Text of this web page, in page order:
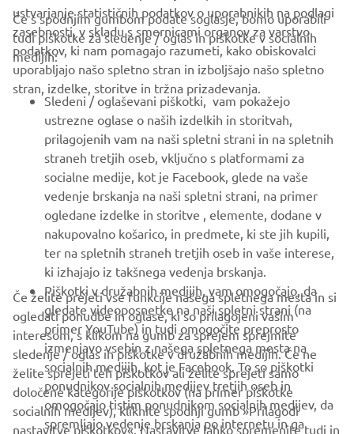
PODJETJA
ZA PODJETJA
VEČ YAMAHA
PODPORA
GLASILO
Med prvimi prejmite novice o najnovejših ponudbah, posebnih
dogodkih, novih izdajah in še veliko več
NAROČI SE
Preberite našo Politiko zasebnosti, da izveste, kako obdelujemo
vaše osebne podatke: Pravilnik o Zasebnosti
ustvarjanje statističnih podatkov o uporabnikih na podlagi
zasebnosti, v skladu s smernicami organov za varstvo
podatkov, ki nam pomagajo razumeti, kako obiskovalci
uporabljajo našo spletno stran in izboljšajo našo spletno
stran, izdelke, storitve in tržna prizadevanja.
Če s spodnjim gumbom podate soglasje, bomo uporabili
tudi piškotke za sledenje / oglas in piškotke v socialnih
medijih:
Sledeni / oglaševani piškotki, vam pokažejo
ustrezne oglase o naših izdelkih in storitvah,
prilagojenih vam na naši spletni strani in na spletnih
straneh tretjih oseb, vključno s platformami za
socialne medije, kot je Facebook, glede na vaše
vedenje brskanja na naši spletni strani, na primer
ogledane izdelke in storitve , elemente, dodane v
nakupovalno košarico, in predmete, ki ste jih kupili,
ter na spletnih straneh tretjih oseb in vaše interese,
ki izhajajo iz takšnega vedenja brskanja.
Piškotki v družabnih medijih, vam omogočajo, da
gledate videoposnetke na naši spletni strani (na
primer YouTube) in tudi omogočite preprosto
izmenjavo vsebin z našega spletnega mesta na
socialnih medijih, kot je Facebook. To so piškotki
ponudnikov socialnih medijev tretjih oseb in
omogočajo tistim ponudnikom socialnih medijev, da
spremljajo vedenje brskanja po internetu in ga
Če želite prejeti vse funkcije našega spletnega mesta in si
ogledati ponudbe in oglase, ki so prilagojeni vašim
interesom, s klikom na gumb za sprejem sprejmite
sledenje / oglas in piškotke v družabnih medijih. Če ne
želite sprejeti teh piškotkov ali želite sprejeti samo
določene kategorije piškotkov (na primer piškotke
socialnih medijev), kliknite spodnji gumb »Prilagodi
nastavitve piškotkov«. Nastavitve lahko spremenite tudi in